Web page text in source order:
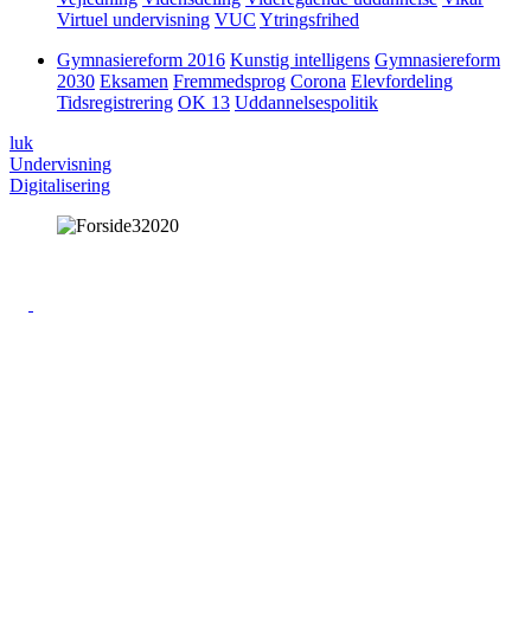
Virtuel undervisning VUC Ytringsfrihed
Gymnasiereform 2016 Kunstig intelligens Gymnasiereform
2030 Eksamen Fremmedsprog Corona Elevfordeling
Tidsregistrering OK 13 Uddannelsespolitik
luk
Undervisning
Digitalisering